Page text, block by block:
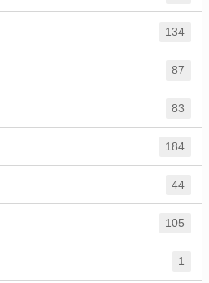
134
87
83
184
44
105
1